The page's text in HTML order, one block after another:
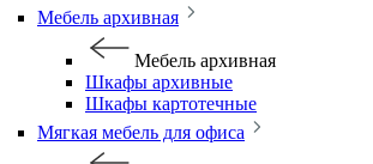
Мебель архивная
Мебель архивная
Шкафы архивные
Шкафы картотечные
Мягкая мебель для офиса